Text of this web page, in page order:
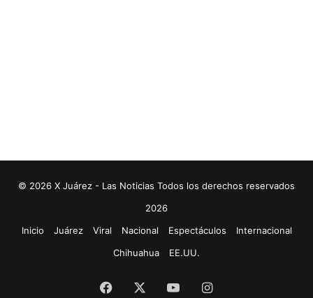
© 2026 X Juárez - Las Noticias Todos los derechos reservados
2026
Inicio
Juárez Viral Nacional Espectáculos
Internacional
Chihuahua
EE.UU.
Facebook YouTubeInstagram